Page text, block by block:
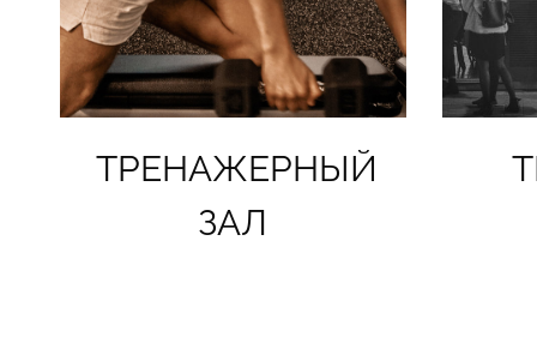
ТРЕНАЖЕРНЫЙ
ЗАЛ